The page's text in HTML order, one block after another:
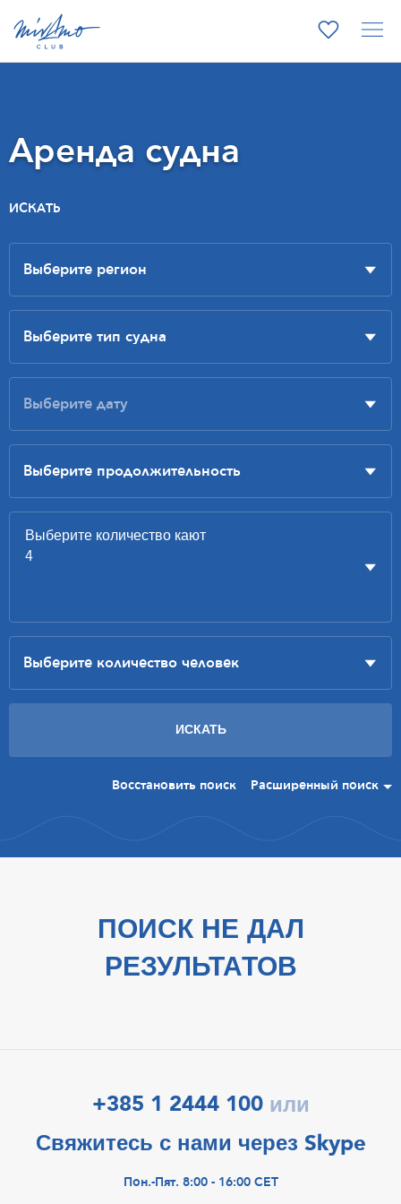
Аренда судна
ИСКАТЬ
Восстановить поиск Расширенный поиск
ПОИСК НЕ ДАЛ
РЕЗУЛЬТАТОВ
+385 1 2444 100 или
Свяжитесь с нами через Skype
Пон.-Пят. 8:00 - 16:00 CET